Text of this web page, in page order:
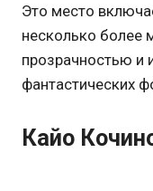
Это место
несколько более
прозрачностью и
фантастических
Кайо